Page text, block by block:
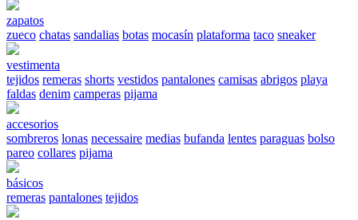
zapatos
zueco chatas sandalias botas mocasín plataforma taco sneaker
vestimenta
tejidos remeras shorts vestidos pantalones camisas abrigos playa
faldas denim camperas pijama
accesorios
sombreros lonas necessaire medias bufanda lentes paraguas bolso
pareo collares pijama
básicos
remeras pantalones tejidos